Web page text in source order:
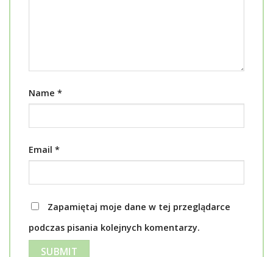
Name *
Email *
Zapamiętaj moje dane w tej przeglądarce
podczas pisania kolejnych komentarzy.